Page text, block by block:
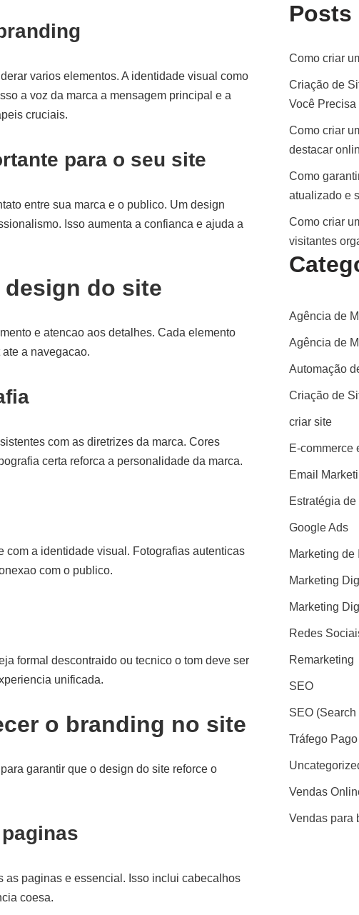
varios elementos. A identidade visual como
a voz da marca a mensagem principal e a
cruciais.
para o seu site
entre sua marca e o publico. Um design
Isso aumenta a confianca e ajuda a
do site
e atencao aos detalhes. Cada elemento
a navegacao.
com as diretrizes da marca. Cores
certa reforca a personalidade da marca.
com a identidade visual. Fotografias autenticas
com o publico.
formal descontraido ou tecnico o tom deve ser
unificada.
o branding no site
garantir que o design do site reforce o
as paginas e essencial. Isso inclui cabecalhos
coesa.
Posts
Como criar
Criação de
Você Precisa
Como criar
destacar
Como
atualizado e
Como criar
visitantes
Agência de
Agência de
Automação
Criação de
criar site
E-commerce
Email
Estratégia
Google Ads
Marketing de
Marketing
Marketing
Redes
Remarketing
SEO
SEO
Tráfego Pago
Vendas
Vendas para